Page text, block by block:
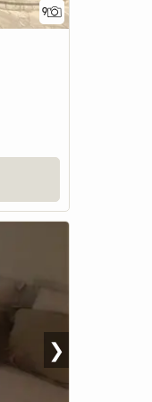
9
❯